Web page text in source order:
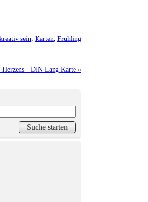
sein Karten Frühling
Herzens - DIN Lang Karte »